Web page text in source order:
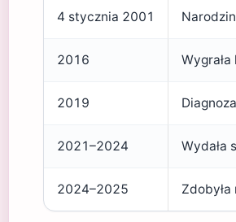
4 stycznia 2001
2016
2019
2021–2024 Wydała
2024–2025